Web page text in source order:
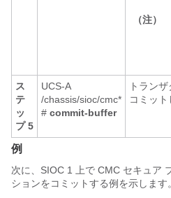
（注）
ス
テ
ッ
プ 5
UCS-A
/chassis/sioc/cmc*
# commit-buffer
トラン
コミット
例
次に、SIOC 1 上で CMC セキュア
ションをコミットする例を示します。